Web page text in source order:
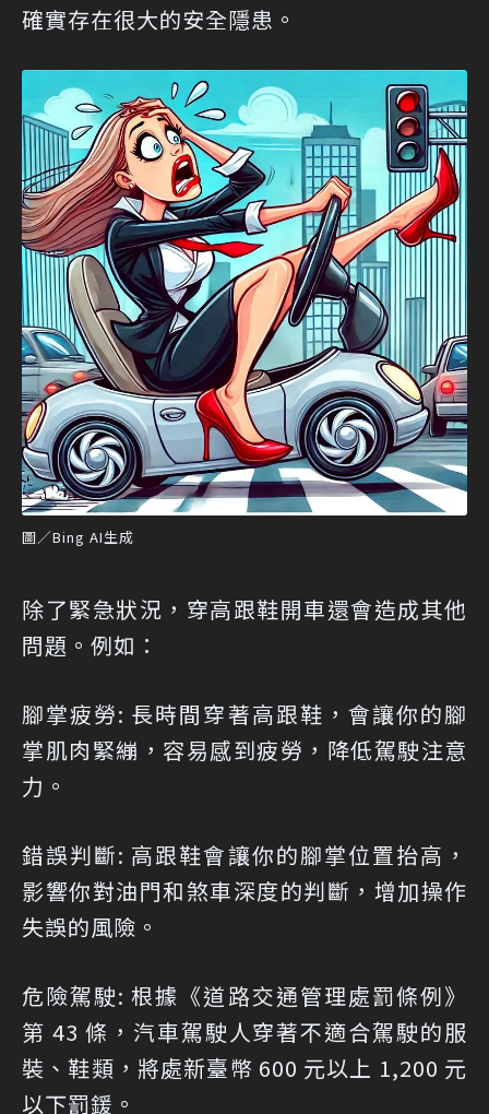
確實存在很大的安全隱患。
圖／Bing AI生成
除了緊急狀況，穿高跟鞋開車還會造成其他
問題。例如：
腳掌疲勞: 長時間穿著高跟鞋，會讓你的腳
掌肌肉緊繃，容易感到疲勞，降低駕駛注意
力。
錯誤判斷: 高跟鞋會讓你的腳掌位置抬高，
影響你對油門和煞車深度的判斷，增加操作
失誤的風險。
危險駕駛: 根據《道路交通管理處罰條例》
第 43 條，汽車駕駛人穿著不適合駕駛的服
裝、鞋類，將處新臺幣 600 元以上 1,200 元
以下罰鍰。